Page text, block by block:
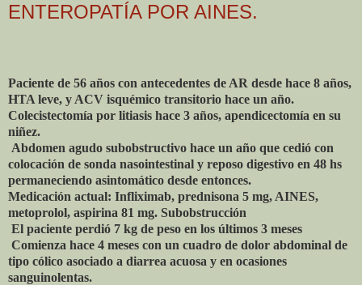
ENTEROPATÍA POR AINES.
Paciente de 56 años con antecedentes de AR desde hace 8 años,
HTA leve, y ACV isquémico transitorio hace un año.
Colecistectomía por litiasis hace 3 años, apendicectomía en su
niñez.
Abdomen agudo subobstructivo hace un año que cedió con
colocación de sonda nasointestinal y reposo digestivo en 48 hs
permaneciendo asintomático desde entonces.
Medicación actual: Infliximab, prednisona 5 mg, AINES,
metoprolol, aspirina 81 mg. Subobstrucción
El paciente perdió 7 kg de peso en los últimos 3 meses
Comienza hace 4 meses con un cuadro de dolor abdominal de
tipo cólico asociado a diarrea acuosa y en ocasiones
sanguinolentas.